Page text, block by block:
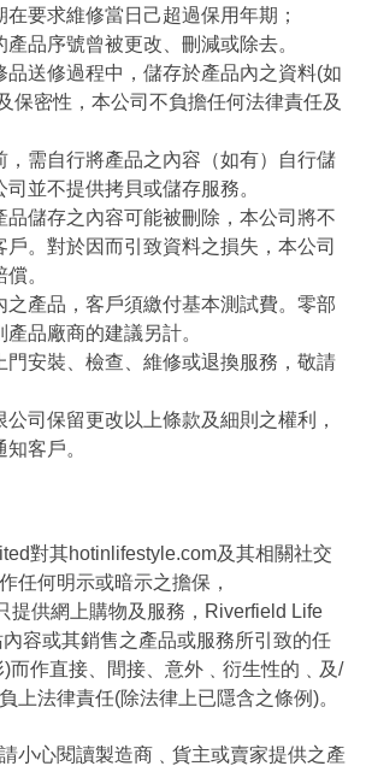
在要求維修當日己超過保用年期；
產品序號曾被更改、刪減或除去。
品送修過程中，儲存於產品內之資料(如
保密性，本公司不負擔任何法律責任及
，需自行將產品之內容（如有）自行儲
並不提供拷貝或儲存服務。
品儲存之內容可能被刪除，本公司將不
戶。對於因而引致資料之損失，本公司
。
之產品，客戶須繳付基本測試費。零部
品廠商的建議另計。
門安裝、檢查、維修或退換服務，敬請
公司保留更改以上條款及細則之權利，
客戶。
對其hotinlifestyle.com及其相關社交
任何明示或暗示之擔保，
提供網上購物及服務，Riverfield Life
容或其銷售之產品或服務所引致的任
而作直接、間接、意外﹑衍生性的﹑及/
上法律責任(除法律上已隱含之條例)。
小心閱讀製造商﹑貨主或賣家提供之產